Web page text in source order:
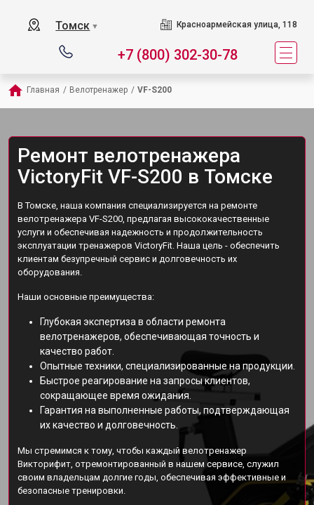
Томск ▼ Красноармейская улица, 118
+7 (800) 302-30-78
Главная / Велотренажер / VF-S200
Ремонт велотренажера
VictoryFit VF-S200 в Томске
В Томске, наша компания специализируется на ремонте
велотренажера VF-S200, предлагая высококачественные
услуги и обеспечивая надежность и продолжительность
эксплуатации тренажеров VictoryFit. Наша цель - обеспечить
клиентам безупречный сервис и долговечность их
оборудования.
Наши основные преимущества:
Глубокая экспертиза в области ремонта
велотренажеров, обеспечивающая точность и
качество работ.
Опытные техники, специализированные на продукции.
Быстрое реагирование на запросы клиентов,
сокращающее время ожидания.
Гарантия на выполненные работы, подтверждающая
их качество и долговечность.
Мы стремимся к тому, чтобы каждый велотренажер
Викторифит, отремонтированный в нашем сервисе, служил
своим владельцам долгие годы, обеспечивая эффективные и
безопасные тренировки.